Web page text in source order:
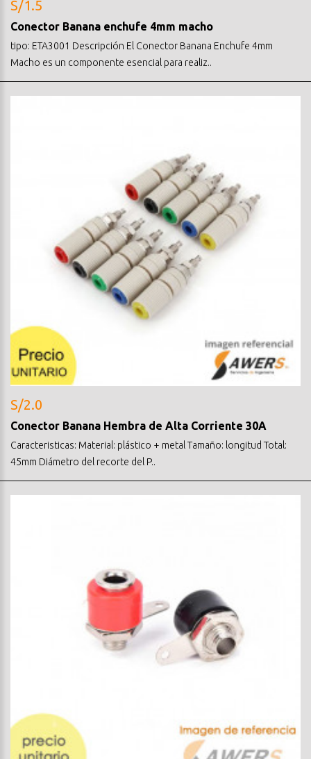
S/1.5
Conector Banana enchufe 4mm macho
tipo: ETA3001 Descripción El Conector Banana Enchufe 4mm
Macho es un componente esencial para realiz..
S/2.0
Conector Banana Hembra de Alta Corriente 30A
Caracteristicas: Material: plástico + metal Tamaño: longitud Total:
45mm Diámetro del recorte del P..